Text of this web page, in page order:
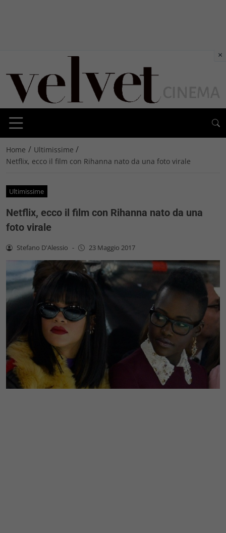
Home / Ultimissime /
Netflix, ecco il film con Rihanna nato da una foto virale
Ultimissime
Netflix, ecco il film con Rihanna nato da una
foto virale
Stefano D'Alessio - 23 Maggio 2017
×